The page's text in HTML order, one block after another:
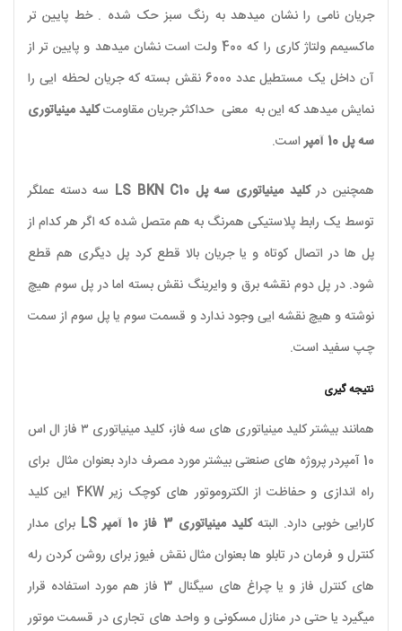
جریان نامی را نشان میدهد به رنگ سبز حک شده . خط پایین تر
ماکسیمم ولتاژ کاری را که 400 ولت است نشان میدهد و پایین تر از
آن داخل یک مستطیل عدد 6000 نقش بسته که جریان لحظه ایی را
نمایش میدهد که این به معنی حداکثر جریان مقاومتکلید مینیاتوری
سه پل 10 آمپر
است.
همچنین درکلید مینیاتوری سه پل LS BKN C10 سه دسته عملگر
توسط یک رابط پلاستیکی همرنگ به هم متصل شده که اگر هر کدام از
پل ها در اتصال کوتاه و یا جریان بالا قطع کرد پل دیگری هم قطع
شود. در پل دوم نقشه برق و وایرینگ نقش بسته اما در پل سوم هیچ
نوشته و هیچ نقشه ایی وجود ندارد و قسمت سوم یا پل سوم از سمت
چپ سفید است.
نتیجه گیری
همانند بیشتر کلید مینیاتوری های سه فاز، کلید مینیاتوری ۳ فاز ال اس
10 آمپردر پروژه های صنعتی بیشتر مورد مصرف دارد بعنوان مثال برای
راه اندازی و حفاظت از الکتروموتور های کوچک زیر4KW این کلید
کارایی خوبی دارد. البتهکلید مینیاتوری 3 فاز 10 آمپر LS برای مدار
کنترل و فرمان در تابلو ها بعنوان مثال نقش فیوز برای روشن کردن رله
های کنترل فاز و یا چراغ های سیگنال 3 فاز هم مورد استفاده قرار
میگیرد یا حتی در منازل مسکونی و واحد های تجاری در قسمت موتور